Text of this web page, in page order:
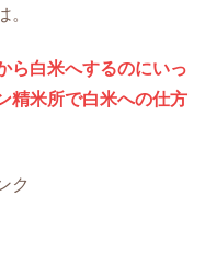
。
ら白米へするのにいっ
精米所で白米への仕方
ク